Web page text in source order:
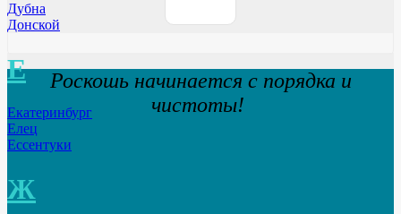
Дубна
Донской
Е
Екатеринбург
Елец
Ессентуки
Ж
Роскошь начинается с порядка и
чистоты!